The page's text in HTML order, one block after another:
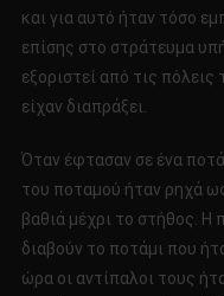
και για αυτό ήταν τόσο
επίσης στο στράτευμα
εξοριστεί από τις
είχαν διαπράξει.
Όταν έφτασαν σε ένα
του ποταμού ήταν ρηχά
βαθιά μέχρι το στήθος.
διαβούν το ποτάμι που
ώρα οι αντίπαλοι τους